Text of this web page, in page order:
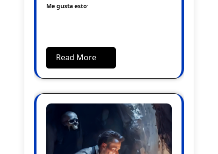
Me gusta esto:
Read More